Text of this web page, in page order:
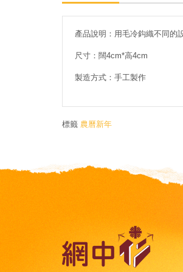
產品說明：用毛冷鈎織不同的
尺寸：闊4cm*高4cm
製造方式：手工製作
標籤 農曆新年